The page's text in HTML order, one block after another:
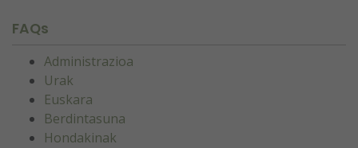
FAQs
Administrazioa
Urak
Euskara
Berdintasuna
Hondakinak